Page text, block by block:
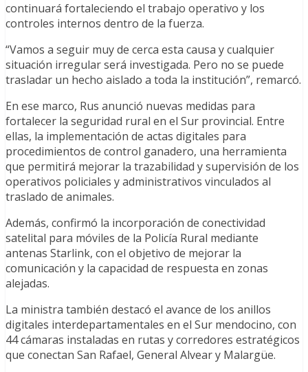
continuará fortaleciendo el trabajo operativo y los
controles internos dentro de la fuerza.
“Vamos a seguir muy de cerca esta causa y cualquier
situación irregular será investigada. Pero no se puede
trasladar un hecho aislado a toda la institución”, remarcó.
En ese marco, Rus anunció nuevas medidas para
fortalecer la seguridad rural en el Sur provincial. Entre
ellas, la implementación de actas digitales para
procedimientos de control ganadero, una herramienta
que permitirá mejorar la trazabilidad y supervisión de los
operativos policiales y administrativos vinculados al
traslado de animales.
Además, confirmó la incorporación de conectividad
satelital para móviles de la Policía Rural mediante
antenas Starlink, con el objetivo de mejorar la
comunicación y la capacidad de respuesta en zonas
alejadas.
La ministra también destacó el avance de los anillos
digitales interdepartamentales en el Sur mendocino, con
44 cámaras instaladas en rutas y corredores estratégicos
que conectan San Rafael, General Alvear y Malargüe.